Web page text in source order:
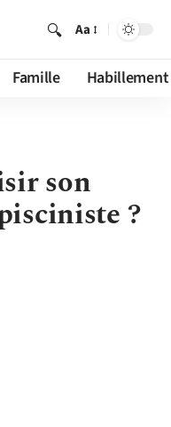
Aa
Famille Habillement
son
?